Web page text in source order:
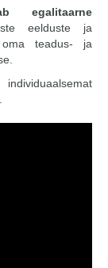
egalitaarne
eelduste ja
teadus- ja